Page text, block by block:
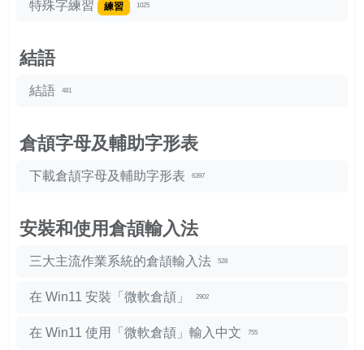
特殊字練習 練習 1025
結語
結語 481
倉頡字母及輔助字形表
下載倉頡字母及輔助字形表 6397
安裝和使用倉頡輸入法
三大主流作業系統的倉頡輸入法 528
在 Win11 安裝「微軟倉頡」 2902
在 Win11 使用「微軟倉頡」輸入中文 755